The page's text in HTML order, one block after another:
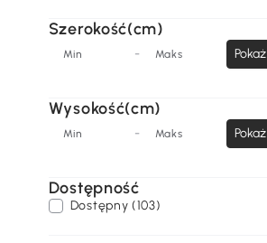
Szerokość(cm)
Min - Maks Pokaż
Wysokość(cm)
Min - Maks Pokaż
Dostępność
Dostępny (103)